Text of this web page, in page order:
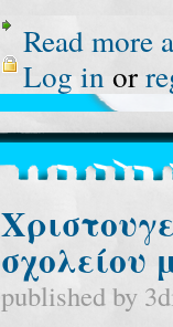
Read more
Log in or
σχολείου
published by